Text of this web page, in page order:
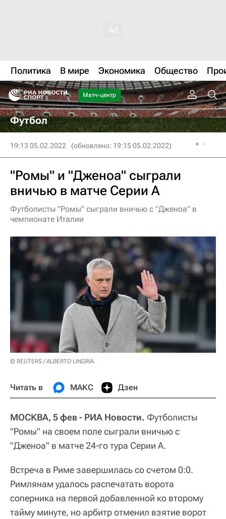
Политика В мире Экономика Общество
Матч-центр
Футбол
19:13 05.02.2022 (обновлено: 19:15 05.02.2022)
"Ромы" и "Дженоа" сыграли
вничью в матче Серии А
Футболисты "Ромы" сыграли вничью с "Дженоа" в
чемпионате Италии
© REUTERS / ALBERTO LINGRIA
Читать в МАКС Дзен
МОСКВА, 5 фев - РИА Новости. Футболисты
"Ромы" на своем поле сыграли вничью с
"Дженоа" в матче 24-го тура Серии А.
Встреча в Риме завершилась со счетом 0:0.
Римлянам удалось распечатать ворота
соперника на первой добавленной ко второму
тайму минуте, но арбитр отменил взятие ворот